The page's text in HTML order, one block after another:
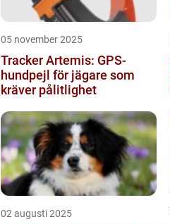
05 november 2025
Tracker Artemis: GPS-
hundpejl för jägare som
kräver pålitlighet
02 augusti 2025